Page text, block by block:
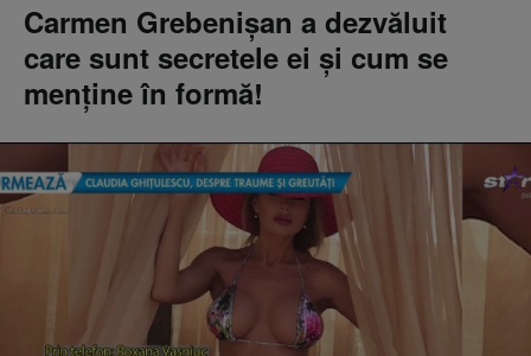
Carmen Grebenişan a dezvăluit
care sunt secretele ei şi cum se
menţine în formă!